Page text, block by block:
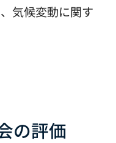
気候変動に関す
の評価